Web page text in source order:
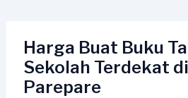
kontenHarga Buat Buku
Sekolah Terdekat
Parepare